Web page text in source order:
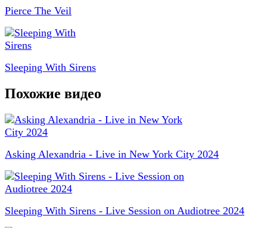
Pierce The Veil
Sleeping With Sirens
Похожие видео
Asking Alexandria - Live in New York City 2024
Sleeping With Sirens - Live Session on Audiotree 2024